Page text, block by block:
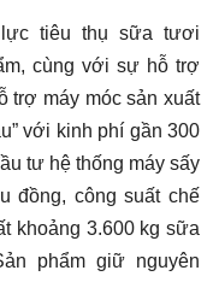
tiêu thụ sữa tươi
cùng với sự hỗ trợ
trợ máy móc sản xuất
với kinh phí gần 300
tư hệ thống máy sấy
đồng, công suất chế
khoảng 3.600 kg sữa
phẩm giữ nguyên